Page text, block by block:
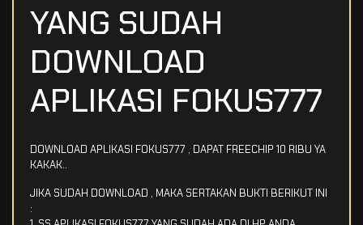
YANG SUDAH
DOWNLOAD
APLIKASI FOKUS777
DOWNLOAD APLIKASI FOKUS777 , DAPAT FREECHIP 10 RIBU YA
KAKAK..
JIKA SUDAH DOWNLOAD , MAKA SERTAKAN BUKTI BERIKUT INI
: